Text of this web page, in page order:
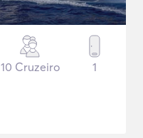
10 Cruzeiro 1